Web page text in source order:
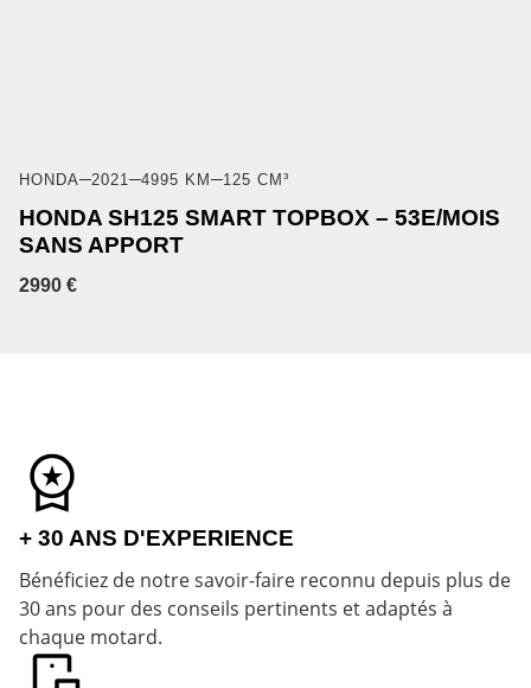
HONDA 2021 4995 KM 125 CM³
HONDA SH125 SMART TOPBOX – 53E/MOIS
SANS APPORT
2990 €
+ 30 ANS D'EXPERIENCE
Bénéficiez de notre savoir-faire reconnu depuis plus de
30 ans pour des conseils pertinents et adaptés à
chaque motard.